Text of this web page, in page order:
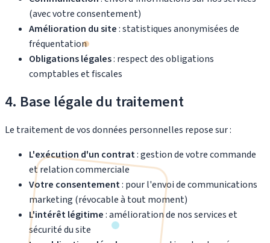
(avec votre consentement)
Amélioration du site: statistiques anonymisées de
fréquentation
Obligations légales: respect des obligations
comptables et fiscales
4. Base légale du traitement
Le traitement de vos données personnelles repose sur :
L'exécution d'un contrat: gestion de votre commande
et relation commerciale
Votre consentement: pour l'envoi de communications
marketing (révocable à tout moment)
L'intérêt légitime: amélioration de nos services et
sécurité du site